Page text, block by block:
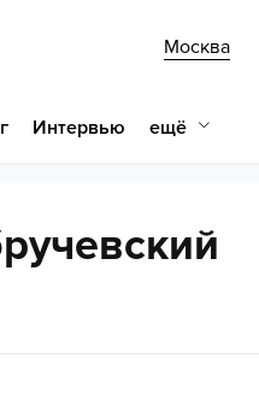
Москва
Интервью ещё